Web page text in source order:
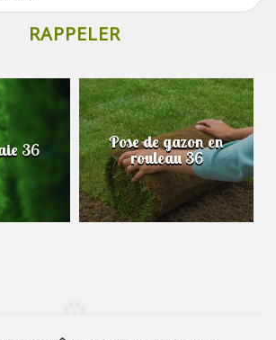
36 Pose de gazon en
rouleau 36